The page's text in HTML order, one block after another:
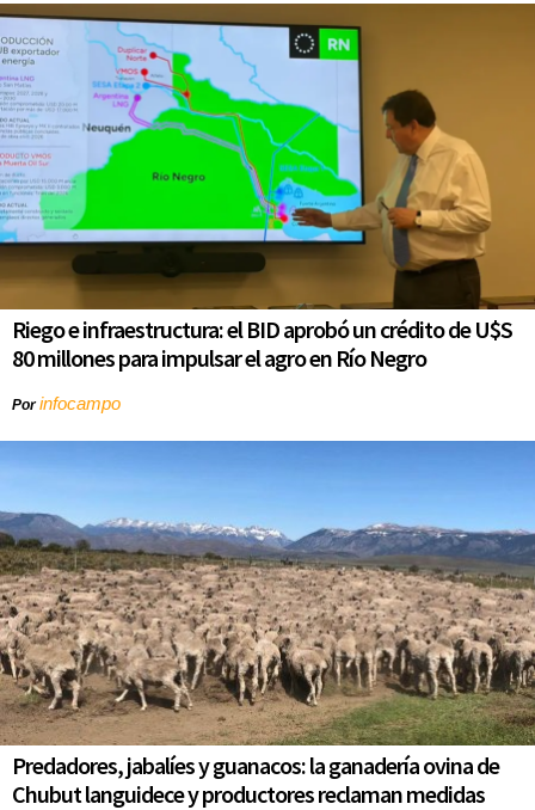
Riego e infraestructura: el BID aprobó un crédito de U$S
80 millones para impulsar el agro en Río Negro
Porinfocampo
Predadores, jabalíes y guanacos: la ganadería ovina de
Chubut languidece y productores reclaman medidas